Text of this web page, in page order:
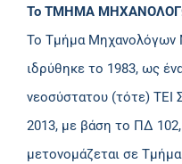
Το ΤΜΗΜΑ
Το Τμήμα Μηχανολόγων
ιδρύθηκε το 1983, ως
νεοσύστατου (τότε)
2013, με βάση το ΠΔ
μετονομάζεται σε